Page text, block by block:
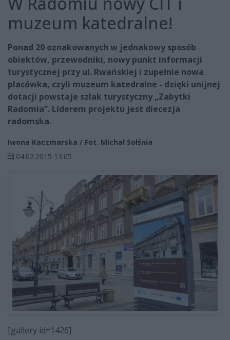
muzeum katedralne!
Ponad 20 oznakowanych w jednakowy sposób
obiektów, przewodniki, nowy punkt informacji
turystycznej przy ul. Rwańskiej i zupełnie nowa
placówka, czyli muzeum katedralne - dzięki unijnej
dotacji powstaje szlak turystyczny „Zabytki
Radomia”. Liderem projektu jest diecezja
radomska.
Iwona Kaczmarska / Fot. Michał Sołśnia
04.02.2015 13:05
[gallery id=1426]